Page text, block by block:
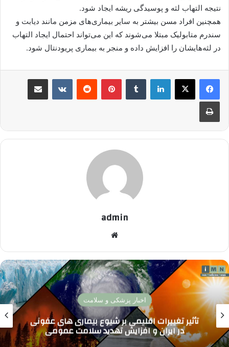
نتیجه التهاب لثه و پوسیدگی ریشه ایجاد شود.
همچنین افراد مسن بیشتر به سایر بیماری‌های مزمن مانند دیابت و
سندرم متابولیک مبتلا می‌شوند که این می‌تواند احتمال ایجاد التهاب
در لثه‌هایشان را افزایش داده و منجر به بیماری پریودنتال ‌شود.
لینکدین ‫تامبلر پینترست‫رددیت ‫VKontakteاشتراک گذاری از طریق ایمیل
چاپ
admin
پزشکی تخصصی
واکسن آنفلوآنزا 1404 کدام بهتر است؟ بررسی
جدیدترین واکسن ها و مقایسه اثربخشی برای
پیشگیری موثر